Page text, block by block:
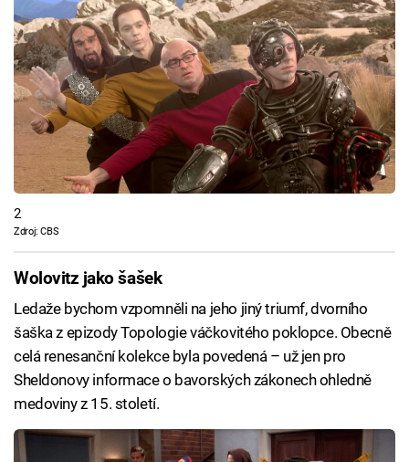
2
Zdroj: CBS
Wolovitz jako šašek
Ledaže bychom vzpomněli na jeho jiný triumf, dvorního
šaška z epizody Topologie váčkovitého poklopce. Obecně
celá renesanční kolekce byla povedená – už jen pro
Sheldonovy informace o bavorských zákonech ohledně
medoviny z 15. století.